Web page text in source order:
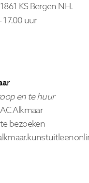
KS Bergen NH.
17.00 uur
en te huur
Alkmaar
bezoeken